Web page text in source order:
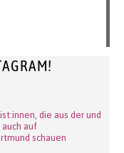
die aus der und
auf
schauen